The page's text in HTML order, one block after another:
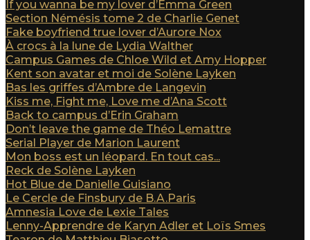
If you wanna be my lover d’Emma Green
Section Némésis tome 2 de Charlie Genet
Fake boyfriend true lover d’Aurore Nox
À crocs à la lune de Lydia Walther
Campus Games de Chloe Wild et Amy Hopper
Kent son avatar et moi de Solène Layken
Bas les griffes d’Ambre de Langevin
Kiss me, Fight me, Love me d’Ana Scott
Back to campus d’Erin Graham
Don’t leave the game de Théo Lemattre
Serial Player de Marion Laurent
Mon boss est un léopard. En tout cas...
Reck de Solène Layken
Hot Blue de Danielle Guisiano
Le Cercle de Finsbury de B.A.Paris
Amnesia Love de Lexie Tales
Lenny-Apprendre de Karyn Adler et Loïs Smes